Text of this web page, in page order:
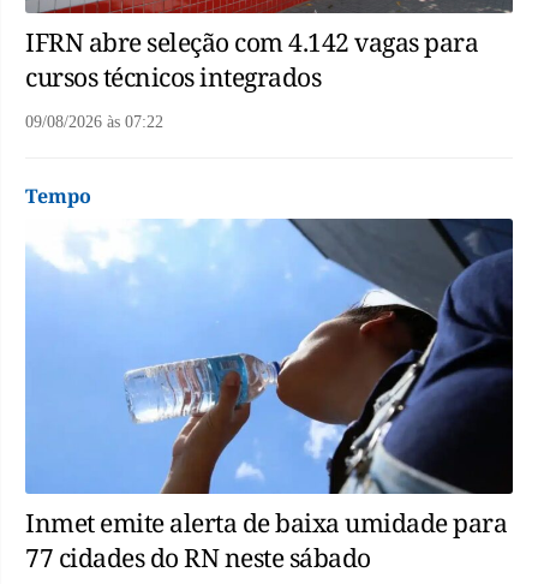
IFRN abre seleção com 4.142 vagas para
cursos técnicos integrados
09/08/2026 às 07:22
Tempo
Inmet emite alerta de baixa umidade para
77 cidades do RN neste sábado